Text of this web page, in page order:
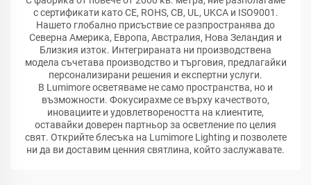
с сертификати като CE, ROHS, CB, UL, UKCA и ISO9001.
Нашето глобално присъствие се разпространява до
Северна Америка, Европа, Австралия, Нова Зеландия и
Близкия изток. Интегрираната ни производствена
модела съчетава производство и търговия, предлагайки
персонализирани решения и експертни услуги.
В Lumimore осветяваме не само пространства, но и
възможности. Фокусирахме се върху качеството,
иновациите и удовлетвореността на клиентите,
оставайки доверен партньор за осветление по целия
свят. Открийте блесъка на Lumimore Lighting и позволете
ни да ви доставим ценния святлина, който заслужавате.